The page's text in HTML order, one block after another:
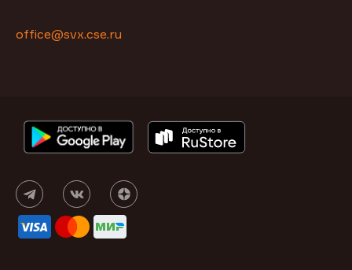
office@svx.cse.ru